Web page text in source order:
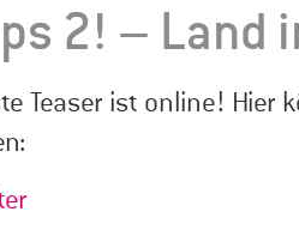
2! – Land
Teaser ist online! Hier